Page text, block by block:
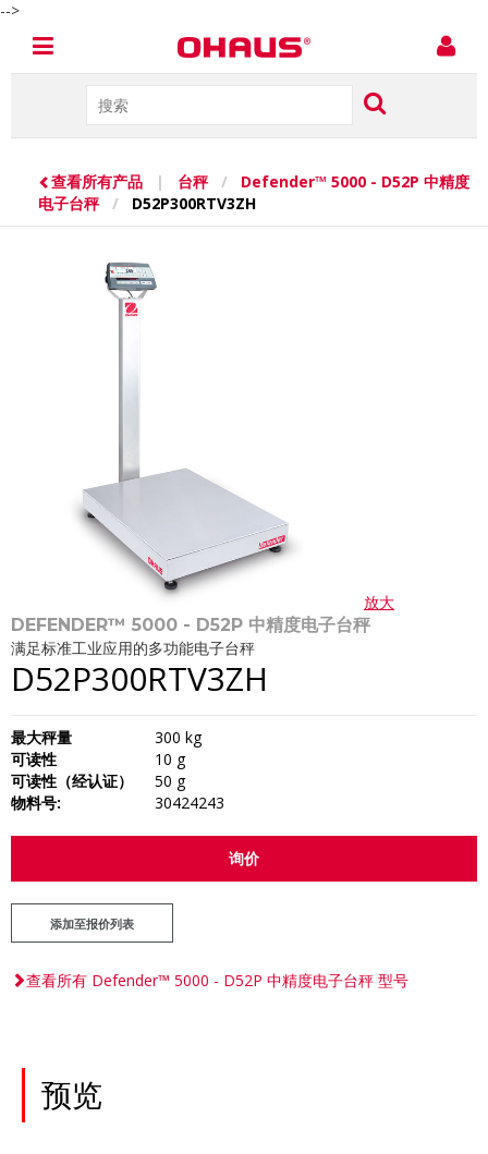
-->
查看所有产品 | 台秤 /
Defender™ 5000 - D52P 中精度
电子台秤
/ D52P300RTV3ZH
放大
DEFENDER™ 5000 - D52P 中精度电子台秤
满足标准工业应用的多功能电子台秤
D52P300RTV3ZH
最大秤量
300 kg
可读性
10 g
可读性（经认证）
50 g
物料号:
30424243
询价
添加至报价列表
查看所有 Defender™ 5000 - D52P 中精度电子台秤 型号
预览